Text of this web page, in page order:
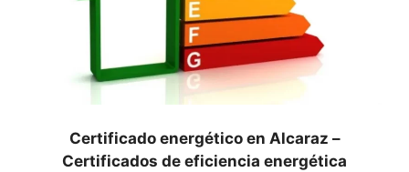
Certificado energético en Alcaraz –
Certificados de eficiencia energética